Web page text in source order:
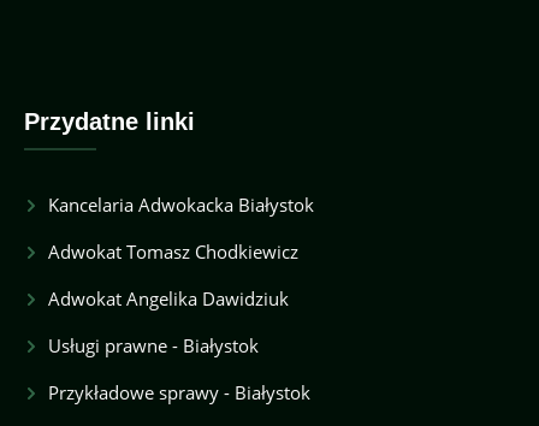
Przydatne linki
Kancelaria Adwokacka Białystok
Adwokat Tomasz Chodkiewicz
Adwokat Angelika Dawidziuk
Usługi prawne - Białystok
Przykładowe sprawy - Białystok